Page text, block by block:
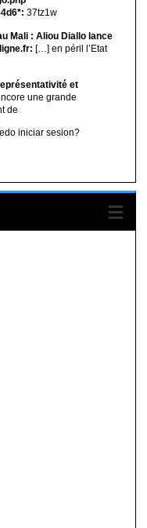
37tz1w
Mali : Aliou Diallo lance
[…] en péril l’Etat
et
une grande
de
iniciar sesion?